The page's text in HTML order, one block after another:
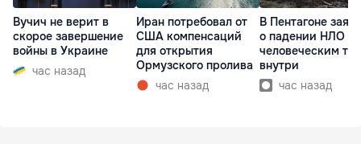
Вучич не верит в
скорое завершение
войны в Украине
час назад
Иран потребовал от
США компенсаций
для открытия
Ормузского пролива
час назад
В Пентагоне
о падении НЛО с
человеческим
внутри
час назад